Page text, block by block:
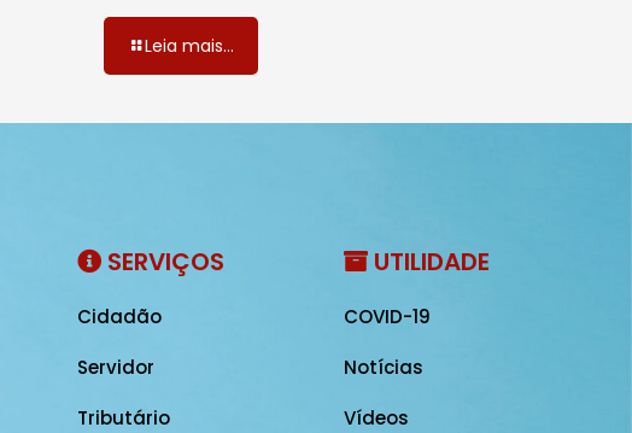
Leia mais...
SERVIÇOS
Cidadão
Servidor
Tributário
UTILIDADE
COVID-19
Notícias
Vídeos